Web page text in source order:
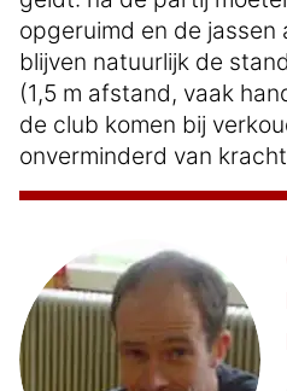
opgeruimd en de
blijven natuurlijk de
(1,5 m afstand, vaak
de club komen bij
onverminderd van